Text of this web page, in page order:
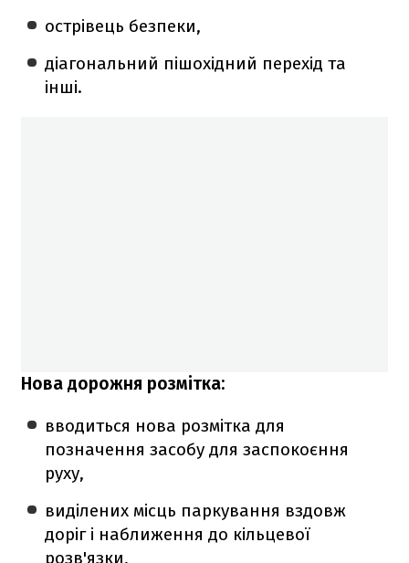
острівець безпеки,
діагональний пішохідний перехід та
інші.
Нова дорожня розмітка:
вводиться нова розмітка для
позначення засобу для заспокоєння
руху,
виділених місць паркування вздовж
доріг і наближення до кільцевої
розв'язки,